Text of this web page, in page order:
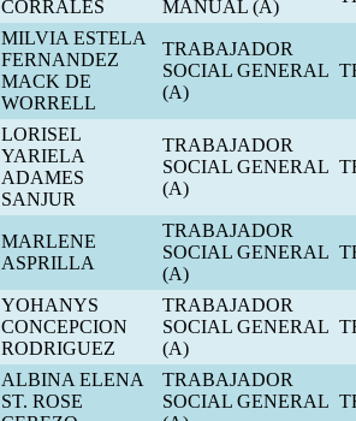
CORRALES
MANUAL (A)
MILVIA ESTELA
FERNANDEZ
MACK DE
WORRELL
TRABAJADOR
SOCIAL GENERAL
(A)
LORISEL
YARIELA
ADAMES
SANJUR
TRABAJADOR
SOCIAL GENERAL
(A)
MARLENE
ASPRILLA
TRABAJADOR
SOCIAL GENERAL
(A)
YOHANYS
CONCEPCION
RODRIGUEZ
TRABAJADOR
SOCIAL GENERAL
(A)
ALBINA ELENA
ST. ROSE
TRABAJADOR
SOCIAL GENERAL